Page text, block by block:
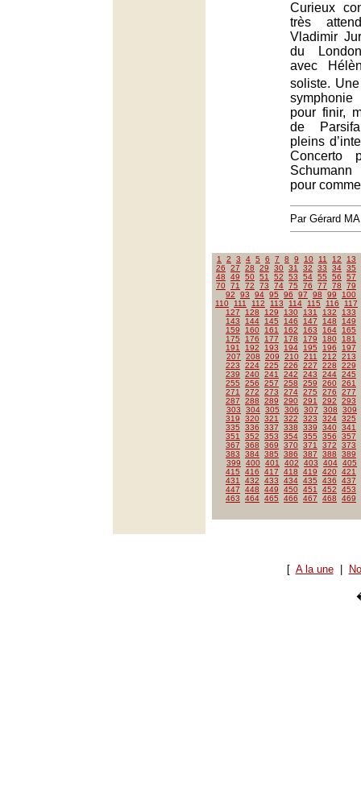
Curieux
très
Vladimir
du
avec
soliste.
pour finir,
de
pleins
Concerto
pour
Par Gérard
1 2 3 4 5 6 7 8 9 10 11 12
13
26
27 28 29 30 31 32 33 34 35
48
49 50 51 52 53 54 55 56
57
70 71 72 73 74 75 76 77 78
79
92
93 94 95 96 97 98 99
100
110
111 112 113 114 115 116
117
127
128 129 130 131 132
133
143
144 145 146 147 148
149
159
160 161 162 163 164
165
175
176 177 178 179 180
181
191
192 193 194 195 196
197
207
208 209 210 211 212
213
223
224 225 226 227 228
229
239
240 241 242 243 244 245
255
256 257 258 259 260 261
271
272 273 274 275 276
277
287
288 289 290 291 292
293
303
304 305 306 307 308
309
319
320 321 322 323 324 325
335
336 337 338 339 340 341
351
352 353 354 355 356
357
367
368 369 370 371 372
373
383
384 385 386 387 388
389
399
400 401 402 403 404 405
415
416 417 418 419 420 421
431
432 433 434 435 436
437
447
448 449 450 451 452
453
463
464 465 466 467 468 469
[ A la une|